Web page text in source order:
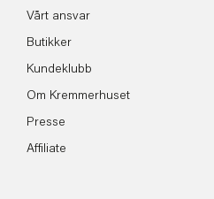
Vårt ansvar
Butikker
Kundeklubb
Om Kremmerhuset
Presse
Affiliate